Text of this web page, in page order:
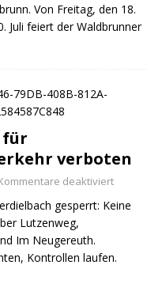
Von Freitag, den 18.
Juli feiert der Waldbrunner
verboten
deaktiviert
gesperrt: Keine
Lutzenweg,
Im Neugereuth.
Kontrollen laufen.